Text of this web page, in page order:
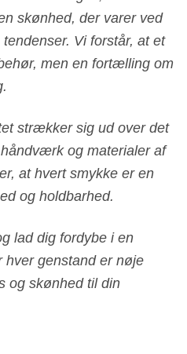
skønhed, der varer ved
Vi forstår, at et
men en fortælling om
strækker sig ud over det
og materialer af
at hvert smykke er en
og holdbarhed.
lad dig fordybe i en
hver genstand er nøje
og skønhed til din